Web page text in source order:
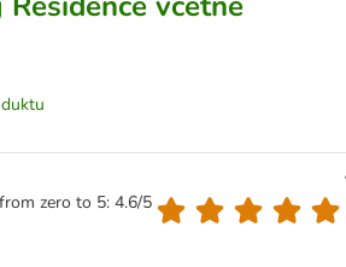
zero to 5: 4.6/5